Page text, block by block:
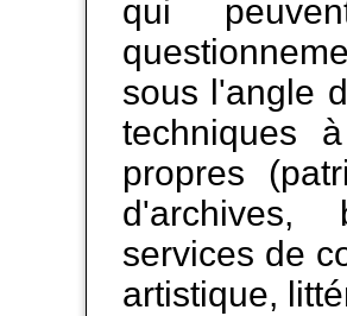
qui
sous l'angle
techniques
propres
d'archives,
services de
artistique,